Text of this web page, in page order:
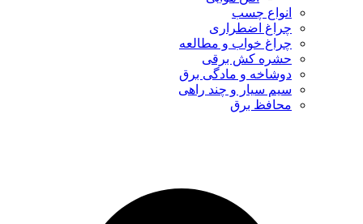
انواع چسب
چراغ اضطراری
چراغ خواب و مطالعه
حشره کش برقی
دوشاخه و مادگی برق
سیم سیار و چند راهی
محافظ برق